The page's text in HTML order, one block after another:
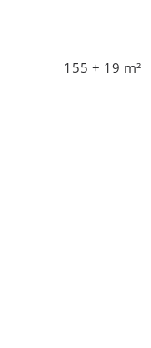
155 + 19 m²